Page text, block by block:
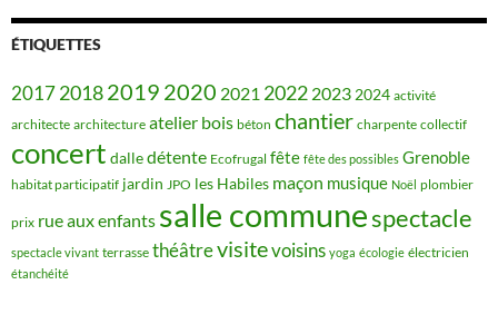
ÉTIQUETTES
201720182019 2020 2021 2022 2023 2024 activité
architecte architecture atelier bois béton chantier charpente collectif
concert dalledétente Ecofrugal fête fête des possibles Grenoble
habitat participatif jardin JPO les Habiles maçon musique Noël plombier
prix rue aux enfants salle communespectacle
spectacle vivant terrasse théâtrevisitevoisins yoga écologie électricien
étanchéité